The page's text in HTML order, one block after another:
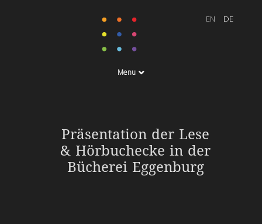
Menu
Präsentation der Lese
& Hörbuchecke in der
Bücherei Eggenburg